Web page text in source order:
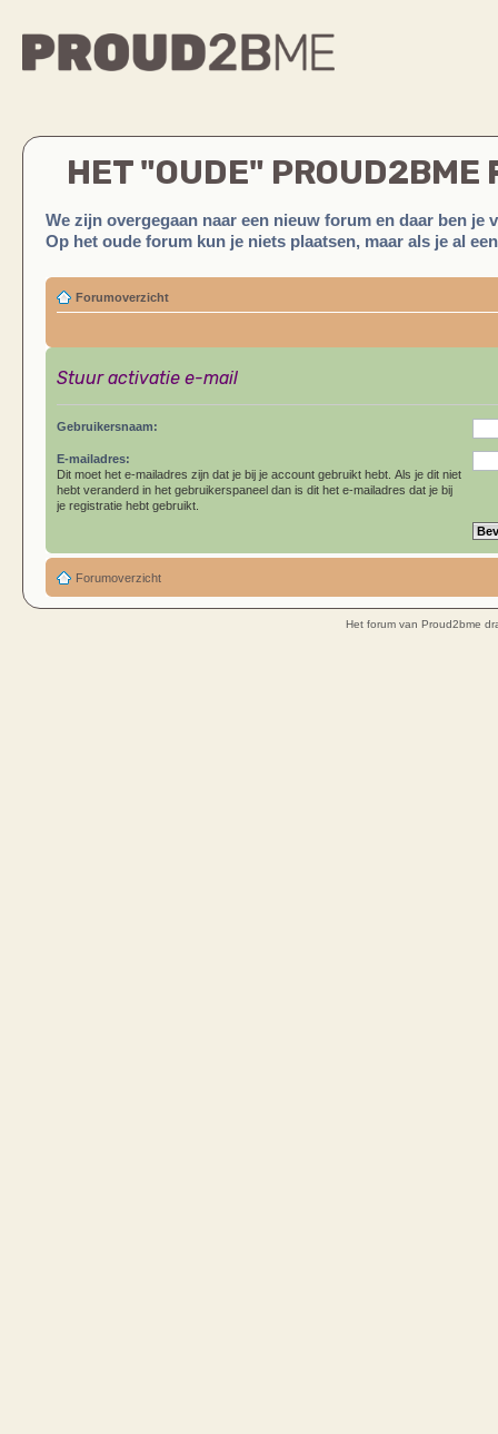
HET "OUDE" PROUD2BME
We zijn overgegaan naar een nieuw forum en daar ben je
Op het oude forum kun je niets plaatsen, maar als je al
Forumoverzicht
Stuur activatie e-mail
Gebruikersnaam:
E-mailadres:
Dit moet het e-mailadres zijn dat je bij je account gebruikt hebt. Als je dit niet
hebt veranderd in het gebruikerspaneel dan is dit het e-mailadres dat je bij
je registratie hebt gebruikt.
Forumoverzicht
Het forum van Proud2bme